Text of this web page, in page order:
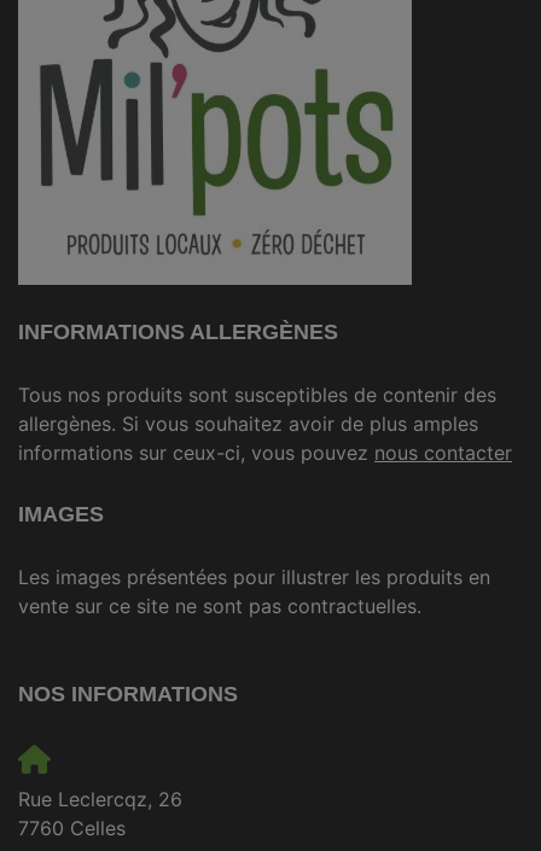
INFORMATIONS ALLERGÈNES
Tous nos produits sont susceptibles de contenir des
allergènes. Si vous souhaitez avoir de plus amples
informations sur ceux-ci, vous pouvez nous contacter
IMAGES
Les images présentées pour illustrer les produits en
vente sur ce site ne sont pas contractuelles.
NOS INFORMATIONS
Rue Leclercqz, 26
7760 Celles